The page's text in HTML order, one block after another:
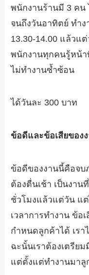
พนักงานร้านมี 3 คน
จนถึงวันอาทิตย์ ทำง
13.30-14.00 แล้วแ
พนักงานทุกคนรู้หน้า
ไม่ทำงานซ้ำซ้อน
ได้วันละ 300 บาท
ข้อดีและข้อเสียของ
ข้อดีของงานนี้คือจบ
ต้องตื่นเช้า เป็นงาน
ชั่วโมงแล้วแต่วัน แ
เวลาการทำงาน ข้อ
กำหนดลูกค้าได้ เรา
ฉะนั้นเราต้องเตรีย
แต่ตั้งแต่ทำงานมา